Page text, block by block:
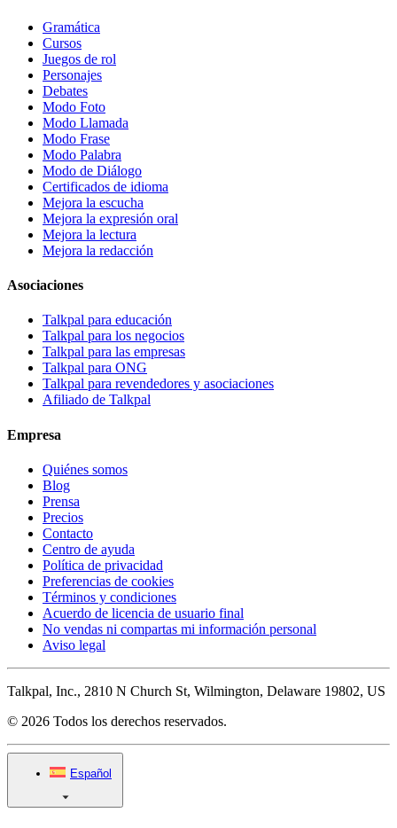
Gramática
Cursos
Juegos de rol
Personajes
Debates
Modo Foto
Modo Llamada
Modo Frase
Modo Palabra
Modo de Diálogo
Certificados de idioma
Mejora la escucha
Mejora la expresión oral
Mejora la lectura
Mejora la redacción
Asociaciones
Talkpal para educación
Talkpal para los negocios
Talkpal para las empresas
Talkpal para ONG
Talkpal para revendedores y asociaciones
Afiliado de Talkpal
Empresa
Quiénes somos
Blog
Prensa
Precios
Contacto
Centro de ayuda
Política de privacidad
Preferencias de cookies
Términos y condiciones
Acuerdo de licencia de usuario final
No vendas ni compartas mi información personal
Aviso legal
Talkpal, Inc., 2810 N Church St, Wilmington, Delaware 19802, US
© 2026 Todos los derechos reservados.
Español